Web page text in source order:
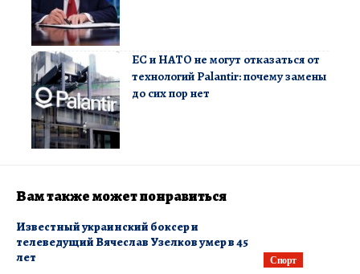
ЕС и НАТО не могут отказаться от
технологий Palantir: почему замены
до сих пор нет
Вам также может понравиться
Спорт
Известный украинский боксер и
телеведущий Вячеслав Узелков умер в 45
лет